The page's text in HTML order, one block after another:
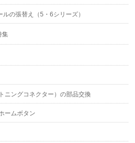
の張替え（5・6シリーズ）
集
ニングコネクター）の部品交換
ームボタン